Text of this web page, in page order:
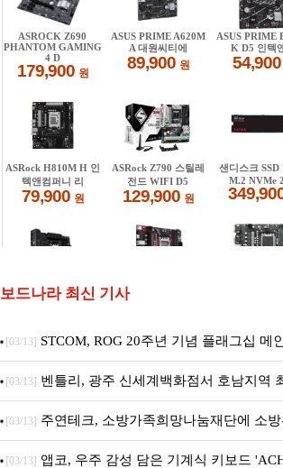
보드나라 최신 기사
[03/13] STCOM, ROG 20주년 기념 플래그십 메
Crosshair X870E EDITION 20 국내 출시 예정
[03/13] 벤틀리, 광주 신세계백화점서 호남지역
픈
[03/13] 주연테크, 소방가족희망나눔재단에 소
니터·스마트 펫 침대 기부
[03/13] 앱코, 우주 감성 담은 기계식 키보드